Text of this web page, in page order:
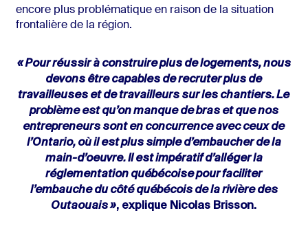
encore plus problématique en raison de la situation
frontalière de la région.
« Pour réussir à construire plus de logements, nous
devons être capables de recruter plus de
travailleuses et de travailleurs sur les chantiers. Le
problème est qu’on manque de bras et quenos
entrepreneurs sont en concurrence avec ceux de
l’Ontario, où il est plus simpled’embaucher de la
main-d’oeuvre. Il est impératif d’alléger la
réglementation québécoise pourfaciliter
l’embauche du côté québécois de la rivière des
Outaouais », explique Nicolas Brisson.